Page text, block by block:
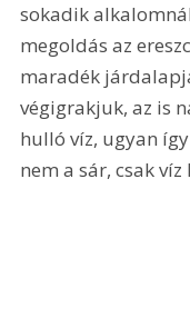
sokadik
megoldás az
maradék
végigrakjuk, az is
hulló víz, ugyan
nem a sár, csak